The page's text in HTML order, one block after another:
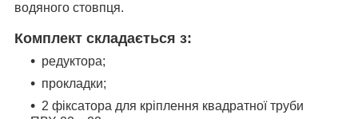
водяного стовпця.
Комплект складається з:
редуктора;
прокладки;
2 фіксатора для кріплення квадратної труби